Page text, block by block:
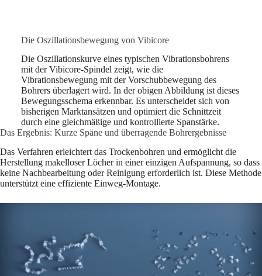
Die Oszillationsbewegung von Vibicore
Die Oszillationskurve eines typischen Vibrationsbohrens
mit der Vibicore-Spindel zeigt, wie die
Vibrationsbewegung mit der Vorschubbewegung des
Bohrers überlagert wird. In der obigen Abbildung ist dieses
Bewegungsschema erkennbar. Es unterscheidet sich von
bisherigen Marktansätzen und optimiert die Schnittzeit
durch eine gleichmäßige und kontrollierte Spanstärke.
Das Ergebnis: Kurze Späne und überragende Bohrergebnisse
Das Verfahren erleichtert das Trockenbohren und ermöglicht die
Herstellung makelloser Löcher in einer einzigen Aufspannung, so dass
keine Nachbearbeitung oder Reinigung erforderlich ist. Diese Methode
unterstützt eine effiziente Einweg-Montage.